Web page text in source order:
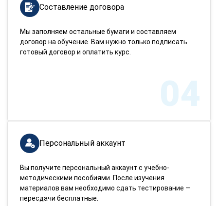
Составление договора
Мы заполняем остальные бумаги и составляем
договор на обучение. Вам нужно только подписать
готовый договор и оплатить курс.
04
Персональный аккаунт
Вы получите персональный аккаунт с учебно-
методическими пособиями. После изучения
материалов вам необходимо сдать тестирование —
пересдачи бесплатные.